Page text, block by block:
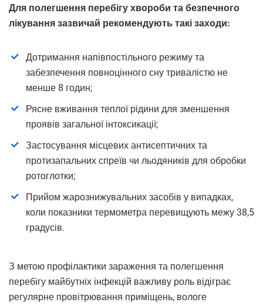
Для полегшення перебігу хвороби та безпечного
лікування зазвичай рекомендують такі заходи:
Дотримання напівпостільного режиму та
забезпечення повноцінного сну тривалістю не
менше 8 годин;
Рясне вживання теплої рідини для зменшення
проявів загальної інтоксикації;
Застосування місцевих антисептичних та
протизапальних спреїв чи льодяників для обробки
ротоглотки;
Прийом жарознижувальних засобів у випадках,
коли показники термометра перевищують межу 38,5
градусів.
З метою профілактики зараження та полегшення
перебігу майбутніх інфекцій важливу роль відіграє
регулярне провітрювання приміщень, вологе